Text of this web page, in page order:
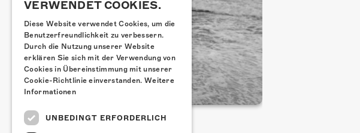
FRISCH BESTÄTIGT: BASCHI
VERWENDET COOKIES.
Diese Website verwendet Cookies, um die
Benutzerfreundlichkeit zu verbessern.
Durch die Nutzung unserer Website
erklären Sie sich mit der Verwendung von
Cookies in Übereinstimmung mit unserer
Cookie-Richtlinie einverstanden. Weitere
Informationen
UNBEDINGT ERFORDERLICH